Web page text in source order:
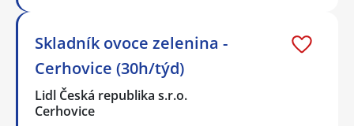
Skladník ovoce zelenina -
Cerhovice (30h/týd)
Lidl Česká republika s.r.o.
Cerhovice